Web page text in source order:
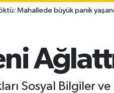
büyük panik yaşandı
Sosyal Bilgiler